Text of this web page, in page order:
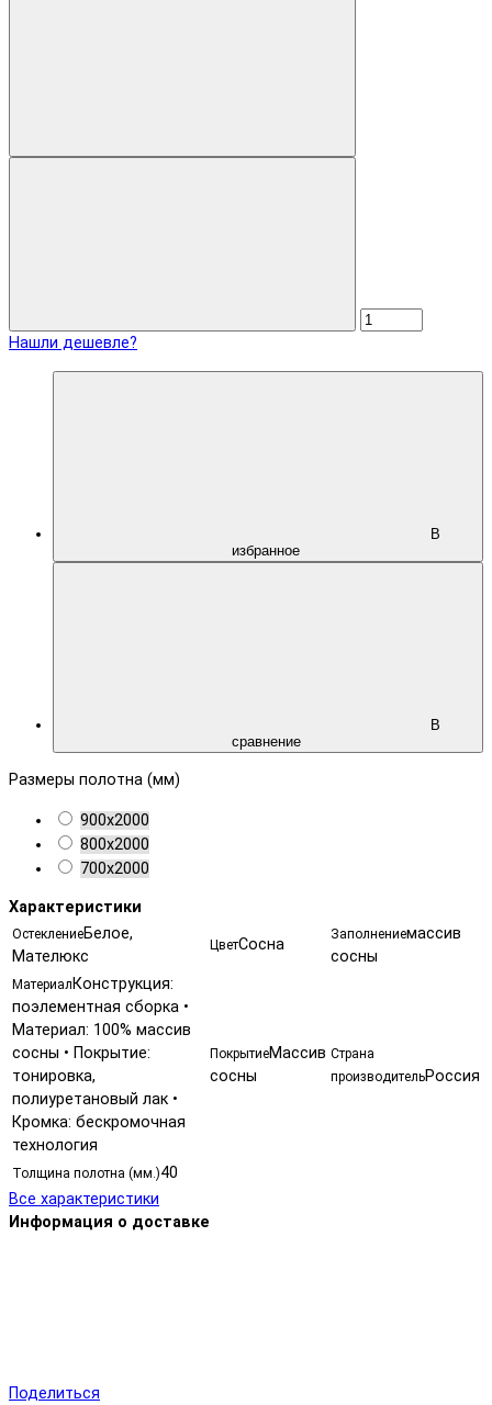
Нашли дешевле?
В
избранное
В
сравнение
Размеры полотна (мм)
900х2000
800х2000
700х2000
Характеристики
ОстеклениеБелое,
Мателюкс
ЦветСосна
Заполнениемассив
сосны
Материал Конструкция:
поэлементная сборка •
Материал: 100% массив
сосны • Покрытие:
тонировка,
полиуретановый лак •
Кромка: бескромочная
технология
ПокрытиеМассив
сосны
Страна
производительРоссия
Толщина полотна (мм.)40
Все характеристики
Информация о доставке
Поделиться